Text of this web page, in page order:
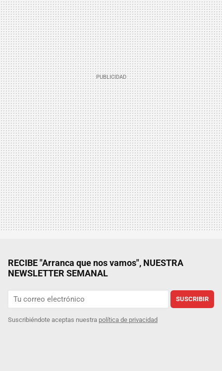
RECIBE "Arranca que nos vamos", NUESTRA
NEWSLETTER SEMANAL
SUSCRIBIR
Suscribiéndote aceptas nuestra política de privacidad